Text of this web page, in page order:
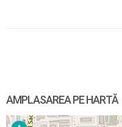
AMPLASAREA PE HARTĂ